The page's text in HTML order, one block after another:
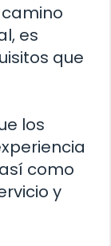
es
que
los
como
y